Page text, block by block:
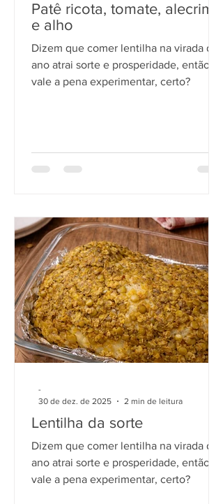
Patê ricota, tomate, alecrim
e alho
Dizem que comer lentilha na virada do
ano atrai sorte e prosperidade, então
vale a pena experimentar, certo?
Lentilha da sorte
Dizem que comer lentilha na virada do
ano atrai sorte e prosperidade, então
vale a pena experimentar, certo?
-
30 de dez. de 2025
2 min de leitura